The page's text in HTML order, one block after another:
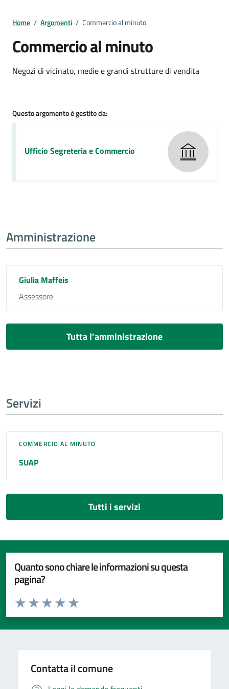
Home / Argomenti / Commercio al minuto
Commercio al minuto
Dettagli della notizia
Negozi di vicinato, medie e grandi strutture di vendita
Questo argomento è gestito da:
Ufficio Segreteria e Commercio
Amministrazione
Giulia Maffeis
Assessore
Tutta l’amministrazione
Servizi
COMMERCIO AL MINUTO
SUAP
Tutti i servizi
Quanto sono chiare le informazioni su questa
pagina?
Valuta da 1 a 5 stelle la pagina
Valuta 5 stelle su 5
Valuta 4 stelle su 5
Valuta 3 stelle su 5
Valuta 2 stelle su 5
Valuta 1 stelle su 5
Contatta il comune